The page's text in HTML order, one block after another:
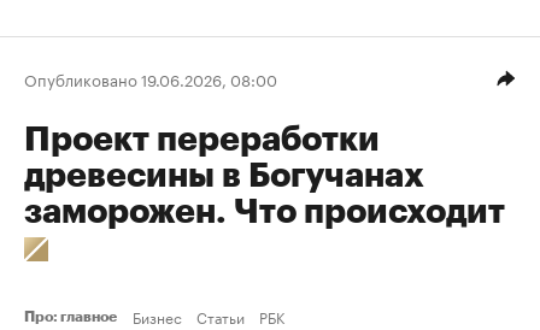
Опубликовано 19.06.2026, 08:00
Проект переработки
древесины в Богучанах
заморожен. Что происходит
Про: главное Бизнес Статьи РБК